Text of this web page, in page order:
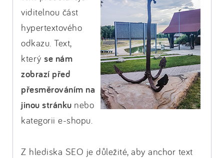
viditelnou část
hypertextového
odkazu. Text,
který se nám
zobrazí před
přesměrováním na
jinou stránku nebo
kategorii e-shopu.
Z hlediska SEO je důležité, aby anchor text